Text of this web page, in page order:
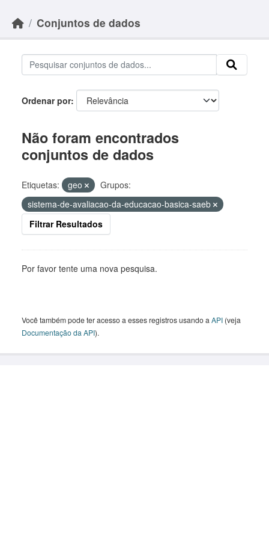
Conjuntos de dados
Ordenar por
Não foram encontrados
conjuntos de dados
Etiquetas: geo
Grupos:
sistema-de-avaliacao-da-educacao-basica-saeb
Filtrar Resultados
Por favor tente uma nova pesquisa.
Você também pode ter acesso a esses registros usando a API (veja
Documentação da API).